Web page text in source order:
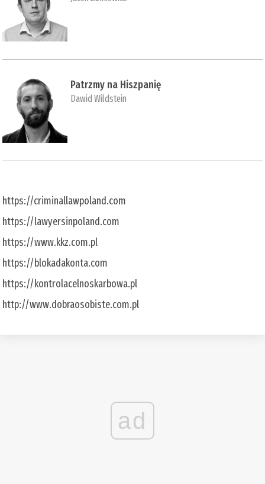
Patrzmy na Hiszpanię
Dawid Wildstein
https://criminallawpoland.com
https://lawyersinpoland.com
https://www.kkz.com.pl
https://blokadakonta.com
https://kontrolacelnoskarbowa.pl
http://www.dobraosobiste.com.pl
ad